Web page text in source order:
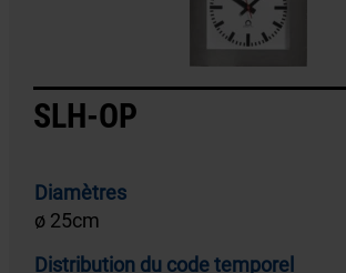
SLH-OP
Diamètres
ø 25cm
Distribution du code temporel